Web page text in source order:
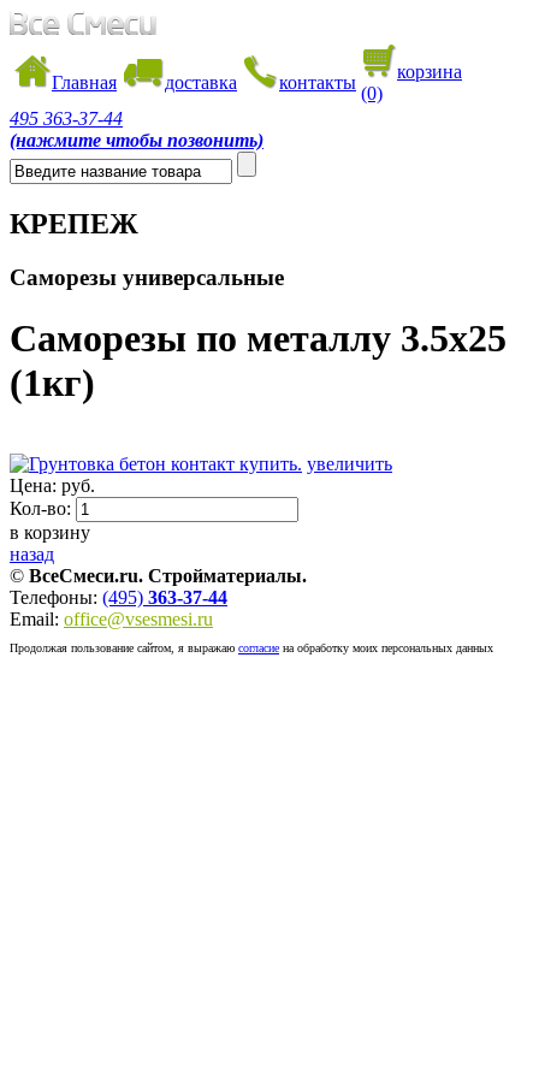
Главная доставка контакты
корзина
(0)
495 363-37-44
(нажмите чтобы позвонить)
КРЕПЕЖ
Саморезы универсальные
Саморезы по металлу 3.5х25
(1кг)
увеличить
Цена: руб.
Кол-во:
в корзину
назад
© ВсеСмеси.ru. Стройматериалы.
Телефоны: (495) 363-37-44
Email: office@vsesmesi.ru
Продолжая пользование сайтом, я выражаю согласие на обработку моих персональных данных